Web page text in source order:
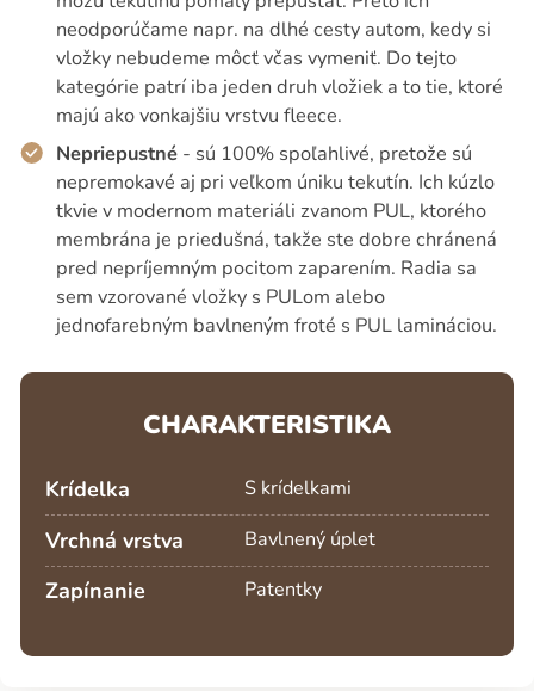
neodporúčame napr. na dlhé cesty autom, kedy si
vložky nebudeme môcť včas vymeniť. Do tejto
kategórie patrí iba jeden druh vložiek a to tie, ktoré
majú ako vonkajšiu vrstvu fleece.
Nepriepustné- sú 100% spoľahlivé, pretože sú
nepremokavé aj pri veľkom úniku tekutín. Ich kúzlo
tkvie v modernom materiáli zvanom PUL, ktorého
membrána je priedušná, takže ste dobre chránená
pred nepríjemným pocitom zaparením. Radia sa
sem vzorované vložky s PULom alebo
jednofarebným bavlneným froté s PUL lamináciou.
CHARAKTERISTIKA
Krídelka S krídelkami
Vrchná vrstva Bavlnený úplet
Zapínanie Patentky